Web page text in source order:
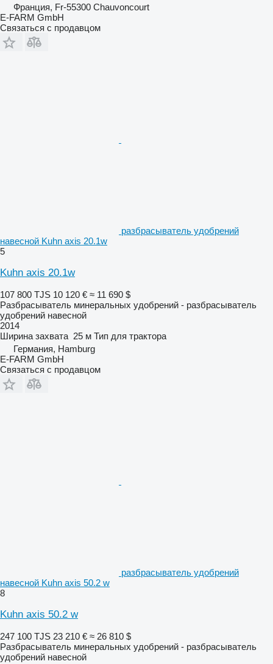
Франция, Fr-55300 Chauvoncourt
E-FARM GmbH
Связаться с продавцом
разбрасыватель удобрений
навесной Kuhn axis 20.1w
5
Kuhn axis 20.1w
107 800 TJS 10 120 € ≈ 11 690 $
Разбрасыватель минеральных удобрений - разбрасыватель
удобрений навесной
2014
Ширина захвата 25 м Тип для трактора
Германия, Hamburg
E-FARM GmbH
Связаться с продавцом
разбрасыватель удобрений
навесной Kuhn axis 50.2 w
8
Kuhn axis 50.2 w
247 100 TJS 23 210 € ≈ 26 810 $
Разбрасыватель минеральных удобрений - разбрасыватель
удобрений навесной